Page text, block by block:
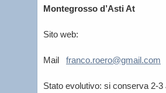
Montegrosso d’Asti At
Sito web:
Mail franco.roero@gmail.com
Stato evolutivo: si conserva 2-3